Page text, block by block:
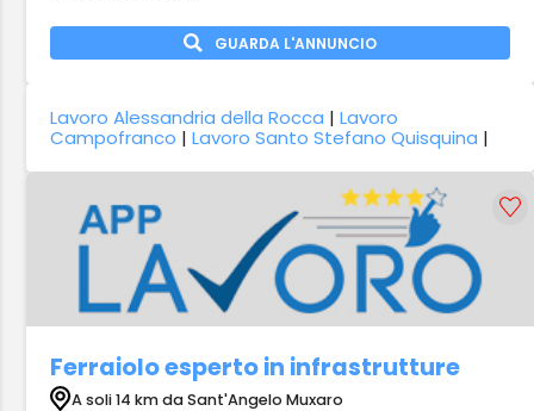
GUARDA L'ANNUNCIO
Lavoro Alessandria della Rocca |Lavoro
Campofranco |Lavoro Santo Stefano Quisquina |
Ferraiolo esperto in infrastrutture
A soli 14 km da Sant'Angelo Muxaro